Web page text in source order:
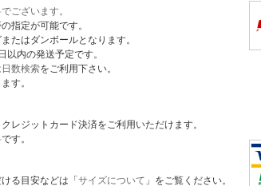
ございます。
指定が可能です。
たはダンボールとなります。
以内の発送予定です。
日数検索をご利用下さい。
す。
レジットカード決済をご利用いただけます。
す。
る目安などは「 サイズについて 」をご覧ください。